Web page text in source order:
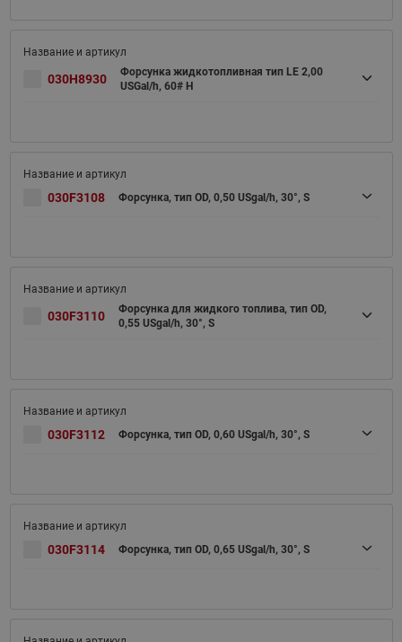
030H8930
Форсунка жидкотопливная тип LE 2,00
USGal/h, 60# H
030F3108 Форсунка, тип OD, 0,50 USgal/h, 30°, S
030F3110
Форсунка для жидкого топлива, тип OD,
0,55 USgal/h, 30°, S
030F3112 Форсунка, тип OD, 0,60 USgal/h, 30°, S
030F3114 Форсунка, тип OD, 0,65 USgal/h, 30°, S